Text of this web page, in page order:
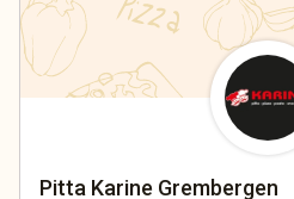
Pitta Karine Grembergen